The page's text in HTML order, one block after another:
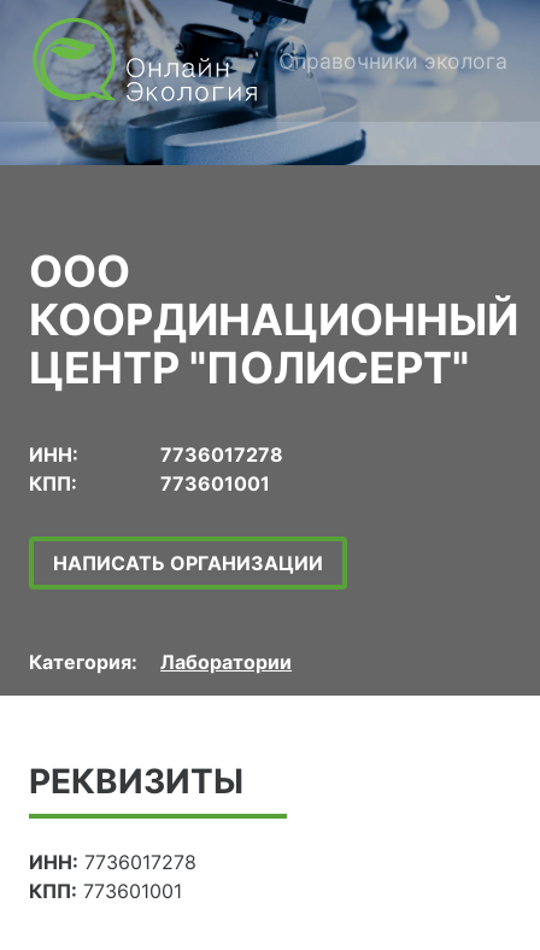
Справочники эколога
ООО
КООРДИНАЦИОННЫЙ
ЦЕНТР "ПОЛИСЕРТ"
ИНН:
7736017278
КПП:
773601001
НАПИСАТЬ ОРГАНИЗАЦИИ
Категория: Лаборатории
РЕКВИЗИТЫ
ИНН: 7736017278
КПП: 773601001